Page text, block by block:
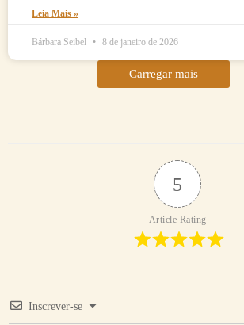
Leia Mais »
Bárbara Seibel 8 de janeiro de 2026
Carregar mais
5
Article Rating
Inscrever-se